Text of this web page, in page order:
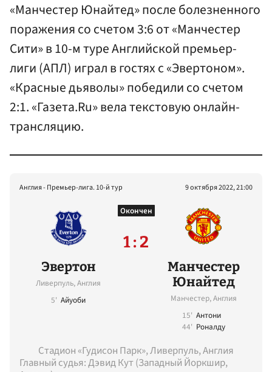
«Манчестер Юнайтед» после болезненного
поражения со счетом 3:6 от «Манчестер
Сити» в 10-м туре Английской премьер-
лиги (АПЛ) играл в гостях с «Эвертоном».
«Красные дьяволы» победили со счетом
2:1. «Газета.Ru» вела текстовую онлайн-
трансляцию.
Англия - Премьер-лига. 10-й тур 9 октября 2022, 21:00
Эвертон
Ливерпуль, Англия
5' Айуоби
Окончен
1 : 2
Манчестер
Юнайтед
Манчестер, Англия
15' Антони
44' Роналду
Стадион «Гудисон Парк», Ливерпуль, Англия
Главный судья: Дэвид Кут (Западный Йоркшир,